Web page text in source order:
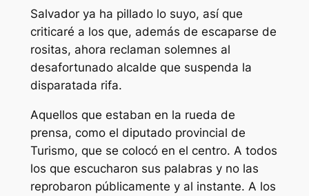
Salvador ya ha pillado lo suyo, así que
criticaré a los que, además de escaparse de
rositas, ahora reclaman solemnes al
desafortunado alcalde que suspenda la
disparatada rifa.
Aquellos que estaban en la rueda de
prensa, como el diputado provincial de
Turismo, que se colocó en el centro. A todos
los que escucharon sus palabras y no las
reprobaron públicamente y al instante. A los